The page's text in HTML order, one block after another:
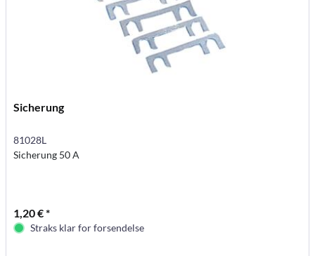
Sicherung
81028L
Sicherung 50 A
1,20 € *
Straks klar for forsendelse